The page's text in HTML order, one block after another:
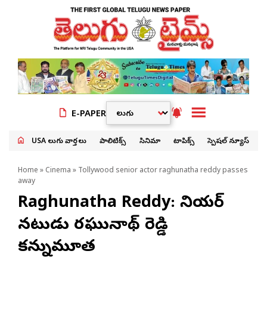
E-PAPER
USA తెలుగు వార్తలు పాలిటిక్స్ సినిమా టాపిక్స్ స్పెషల్ న్యూస్
Home » Cinema » Tollywood senior actor raghunatha reddy passes
away
Raghunatha Reddy: సీనియర్
నటుడు రఘునాథ్ రెడ్డి
కన్నుమూత